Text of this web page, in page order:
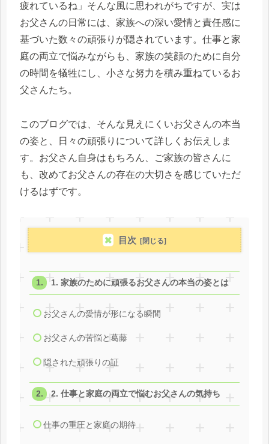
疲れているね」そんな風に思われがちですが、実は
お父さんの日常には、家族への深い愛情と責任感に
基づいた数々の頑張りが隠されています。仕事と家
庭の両立で悩みながらも、家族の笑顔のために自分
の時間を犠牲にし、小さな努力を積み重ねているお
父さんたち。
このブログでは、そんな見えにくいお父さんの本当
の姿と、日々の頑張りについて詳しくお伝えしま
す。お父さん自身はもちろん、ご家族の皆さんに
も、改めてお父さんの存在の大切さを感じていただ
けるはずです。
目次
1. 家族のために頑張るお父さんの本当の姿とは
お父さんの愛情が形になる瞬間
お父さんの苦悩と葛藤
隠された頑張りの証
2. 仕事と家庭の両立で悩むお父さんの気持ち
仕事の重圧と家庭の期待